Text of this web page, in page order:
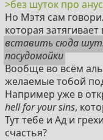
>без шуток про
Но Мэтя сам
которая
вставить сюда
посудомойки
Вообще во всём
желаемые тобой
Например уже в
hell for your sins,
Тут тебе и Ад и
счастья?